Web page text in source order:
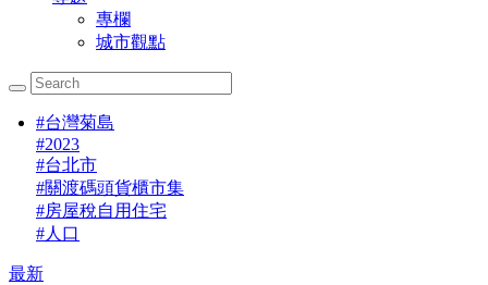
專欄
城市觀點
#台灣菊島
#2023
#台北市
#關渡碼頭貨櫃市集
#房屋稅自用住宅
#人口
最新